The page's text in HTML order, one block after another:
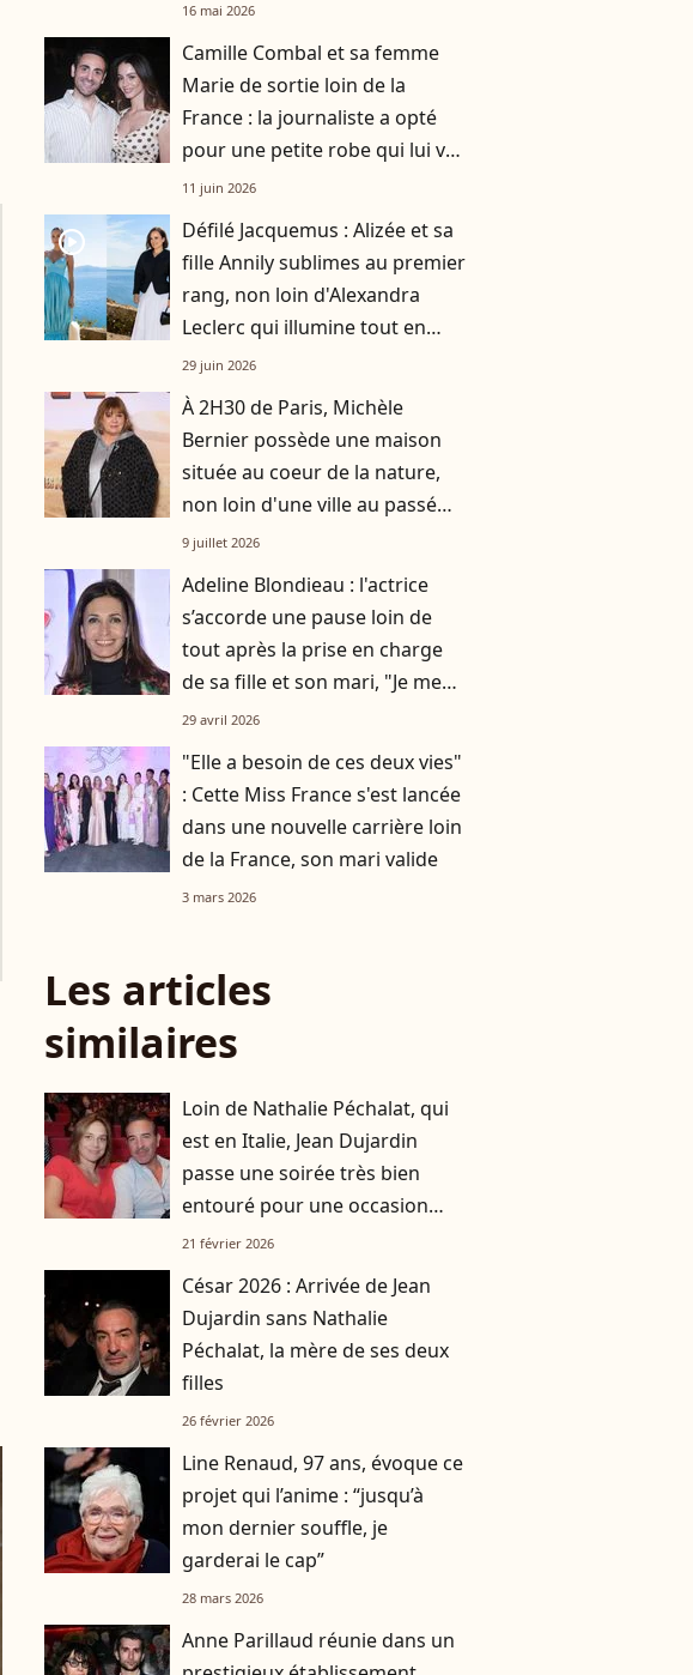
16 mai 2026
Camille Combal et sa femme
Marie de sortie loin de la
France : la journaliste a opté
pour une petite robe qui lui va
parfaitement
11 juin 2026
player2
Défilé Jacquemus : Alizée et sa
fille Annily sublimes au premier
rang, non loin d'Alexandra
Leclerc qui illumine tout en
bleu
29 juin 2026
À 2H30 de Paris, Michèle
Bernier possède une maison
située au coeur de la nature,
non loin d'une ville au passé
tristement célèbre
9 juillet 2026
Adeline Blondieau : l'actrice
s’accorde une pause loin de
tout après la prise en charge
de sa fille et son mari, "Je me
sens plus en paix"
29 avril 2026
"Elle a besoin de ces deux vies"
: Cette Miss France s'est lancée
dans une nouvelle carrière loin
de la France, son mari valide
3 mars 2026
Les articles
similaires
Loin de Nathalie Péchalat, qui
est en Italie, Jean Dujardin
passe une soirée très bien
entouré pour une occasion
spéciale
21 février 2026
César 2026 : Arrivée de Jean
Dujardin sans Nathalie
Péchalat, la mère de ses deux
filles
26 février 2026
Line Renaud, 97 ans, évoque ce
projet qui l’anime : “jusqu’à
mon dernier souffle, je
garderai le cap”
28 mars 2026
Anne Parillaud réunie dans un